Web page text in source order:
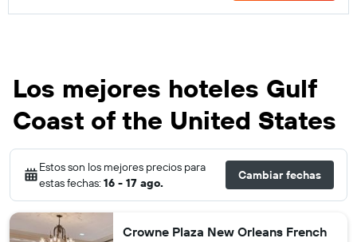
Los mejores hoteles Gulf
Coast of the United States
Estos son los mejores precios para
estas fechas: 16 - 17 ago.
Cambiar fechas
Crowne Plaza New Orleans French